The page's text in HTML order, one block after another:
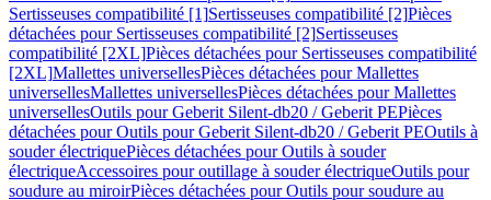
Sertisseuses compatibilité [1]Sertisseuses compatibilité [2]Pièces
détachées pour Sertisseuses compatibilité [2]Sertisseuses
compatibilité [2XL]Pièces détachées pour Sertisseuses compatibilité
[2XL]Mallettes universellesPièces détachées pour Mallettes
universellesMallettes universellesPièces détachées pour Mallettes
universellesOutils pour Geberit Silent-db20 / Geberit PEPièces
détachées pour Outils pour Geberit Silent-db20 / Geberit PEOutils à
souder électriquePièces détachées pour Outils à souder
électriqueAccessoires pour outillage à souder électriqueOutils pour
soudure au miroirPièces détachées pour Outils pour soudure au